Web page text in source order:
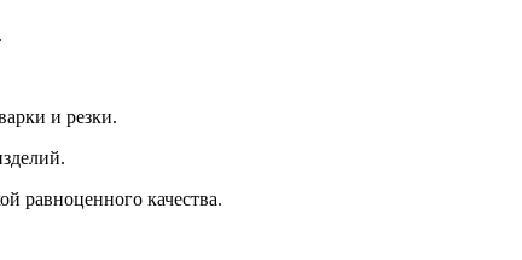
и резки.
равноценного качества.